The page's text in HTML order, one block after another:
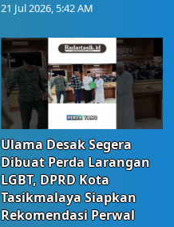
21 Jul 2026, 5:42 AM
Ulama Desak Segera
Dibuat Perda Larangan
LGBT, DPRD Kota
Tasikmalaya Siapkan
Rekomendasi Perwal